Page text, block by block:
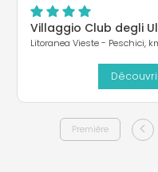
Villaggio Club degli
Litoranea Vieste - Peschici,
Première <